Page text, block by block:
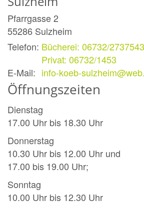
Pfarrgasse 2
55286 Sulzheim
Telefon: Bücherei: 06732/2737543
Privat: 06732/1453
E-Mail: info-koeb-
Öffnungszeiten
Dienstag
17.00 Uhr bis 18.30 Uhr
Donnerstag
10.30 Uhr bis 12.00 Uhr und
17.00 bis 19.00 Uhr;
Sonntag
10.00 Uhr bis 12.30 Uhr